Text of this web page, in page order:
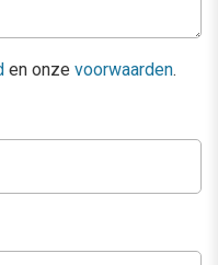
en onze voorwaarden.